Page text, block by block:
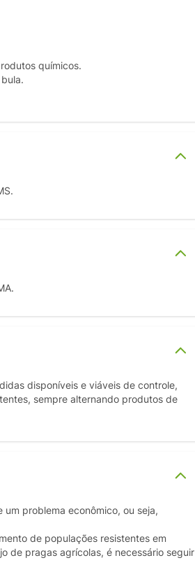
químicos.
disponíveis e viáveis de controle,
sempre alternando produtos de
problema econômico, ou seja,
de populações resistentes em
de pragas agrícolas, é necessário seguir